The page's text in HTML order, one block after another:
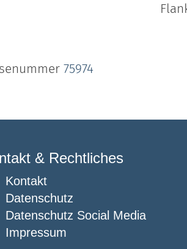
75974
& Rechtliches
Kontakt
Datenschutz
Datenschutz Social Media
Impressum